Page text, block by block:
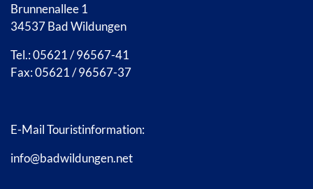
Brunnenallee 1
34537 Bad Wildungen
Tel.: 05621 / 96567-41
Fax: 05621 / 96567-37
E-Mail Touristinformation:
info@badwildungen.net